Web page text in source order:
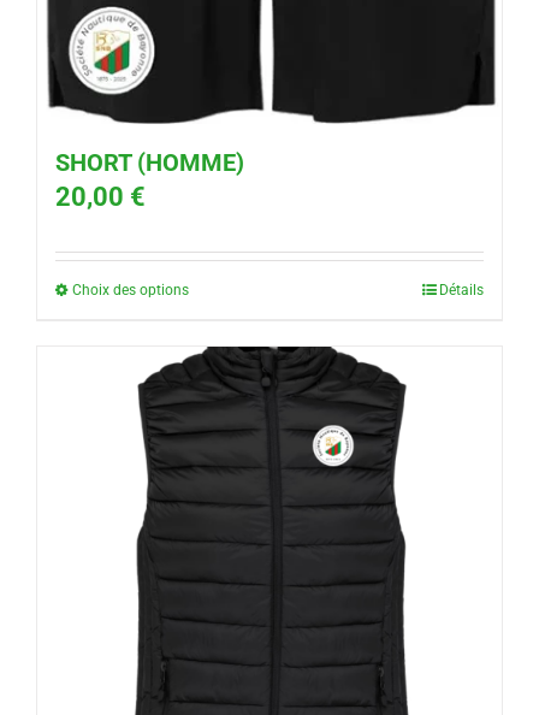
SHORT (HOMME)
20,00 €
Choix des options Détails